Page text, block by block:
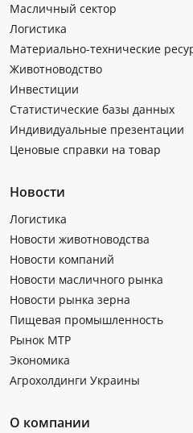
Масличный сектор
Логистика
Материально-технические
Животноводство
Инвестиции
Статистические базы данных
Индивидуальные презентации
Ценовые справки на товар
Новости
Логистика
Новости животноводства
Новости компаний
Новости масличного рынка
Новости рынка зерна
Пищевая промышленность
Рынок МТР
Экономика
Агрохолдинги Украины
О компании